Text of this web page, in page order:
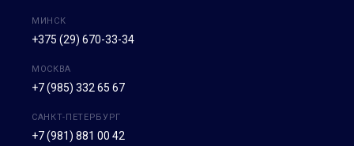
МИНСК
+375 (29) 670-33-34
МОСКВА
+7 (985) 332 65 67
САНКТ-ПЕТЕРБУРГ
+7 (981) 881 00 42